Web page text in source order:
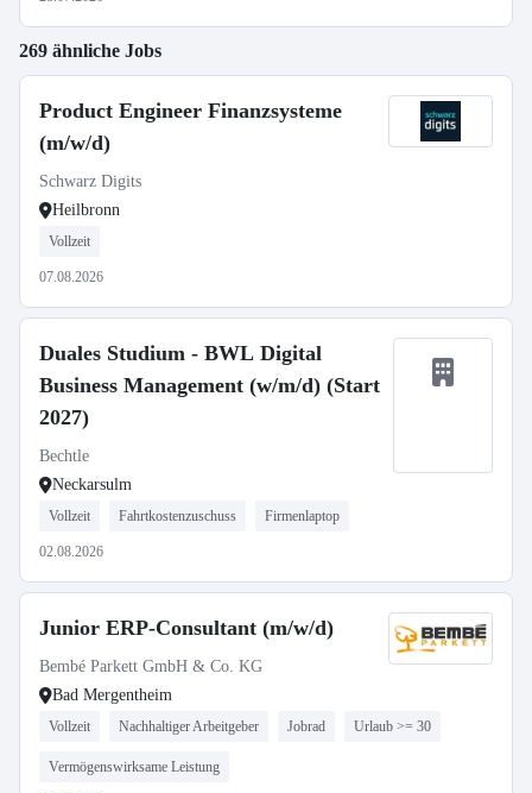
269 ähnliche Jobs
Product Engineer Finanzsysteme
(m/w/d)
Schwarz Digits
Heilbronn
Vollzeit
07.08.2026
Duales Studium - BWL Digital
Business Management (w/m/d) (Start
2027)
Bechtle
Neckarsulm
Vollzeit Fahrtkostenzuschuss Firmenlaptop
02.08.2026
Junior ERP-Consultant (m/w/d)
Bembé Parkett GmbH & Co. KG
Bad Mergentheim
Vollzeit Nachhaltiger Arbeitgeber Jobrad Urlaub >= 30
Vermögenswirksame Leistung